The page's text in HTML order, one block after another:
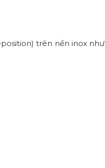
trên nền inox như